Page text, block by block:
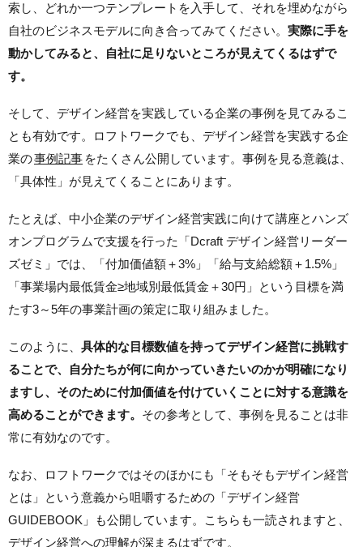
索し、どれか一つテンプレートを入手して、それを埋めながら
自社のビジネスモデルに向き合ってみてください。 実際に手を
動かしてみると、自社に足りないところが見えてくるはずで
す。
そして、デザイン経営を実践している企業の事例を見てみるこ
とも有効です。ロフトワークでも、デザイン経営を実践する企
業の事例記事 をたくさん公開しています。事例を見る意義は、
「具体性」が見えてくることにあります。
たとえば、中小企業のデザイン経営実践に向けて講座とハンズ
オンプログラムで支援を行った「Dcraft デザイン経営リーダー
ズゼミ」では、「付加価値額＋3%」「給与支給総額＋1.5%」
「事業場内最低賃金≥地域別最低賃金＋30円」という目標を満
たす3～5年の事業計画の策定に取り組みました。
このように、 具体的な目標数値を持ってデザイン経営に挑戦す
ることで、自分たちが何に向かっていきたいのかが明確になり
ますし、そのために付加価値を付けていくことに対する意識を
高めることができます。 その参考として、事例を見ることは非
常に有効なのです。
なお、ロフトワークではそのほかにも「そもそもデザイン経営
とは」という意義から咀嚼するための「デザイン経営
GUIDEBOOK」も公開しています。こちらも一読されますと、
デザイン経営への理解が深まるはずです。